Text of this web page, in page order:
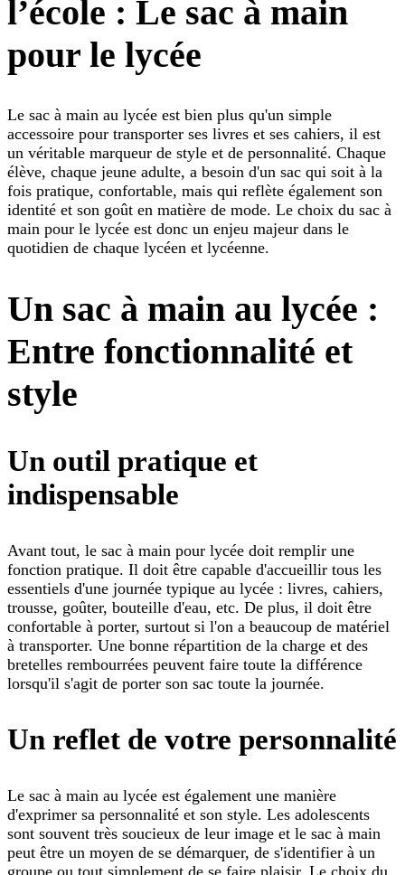
l’école : Le sac à main
pour le lycée
Le sac à main au lycée est bien plus qu'un simple
accessoire pour transporter ses livres et ses cahiers, il est
un véritable marqueur de style et de personnalité. Chaque
élève, chaque jeune adulte, a besoin d'un sac qui soit à la
fois pratique, confortable, mais qui reflète également son
identité et son goût en matière de mode. Le choix du sac à
main pour le lycée est donc un enjeu majeur dans le
quotidien de chaque lycéen et lycéenne.
Un sac à main au lycée :
Entre fonctionnalité et
style
Un outil pratique et
indispensable
Avant tout, le sac à main pour lycée doit remplir une
fonction pratique. Il doit être capable d'accueillir tous les
essentiels d'une journée typique au lycée : livres, cahiers,
trousse, goûter, bouteille d'eau, etc. De plus, il doit être
confortable à porter, surtout si l'on a beaucoup de matériel
à transporter. Une bonne répartition de la charge et des
bretelles rembourrées peuvent faire toute la différence
lorsqu'il s'agit de porter son sac toute la journée.
Un reflet de votre personnalité
Le sac à main au lycée est également une manière
d'exprimer sa personnalité et son style. Les adolescents
sont souvent très soucieux de leur image et le sac à main
peut être un moyen de se démarquer, de s'identifier à un